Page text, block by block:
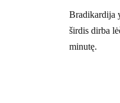
Bradikardija
širdis dirba
minutę.